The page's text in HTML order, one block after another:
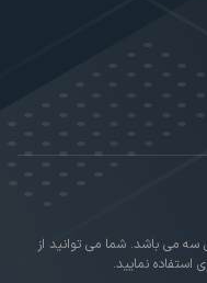
می باشد. شما می توانید از
نمایید.